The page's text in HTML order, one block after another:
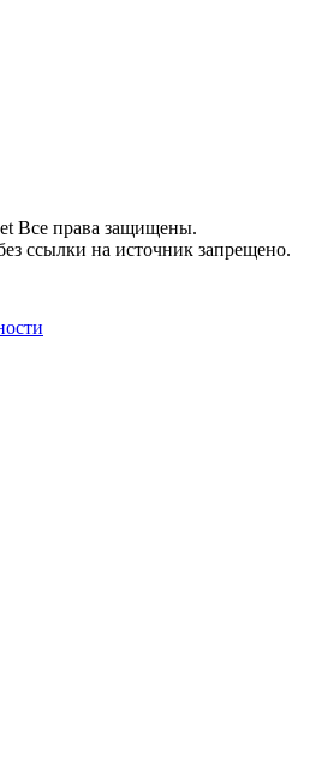
Все права защищены.
ссылки на источник запрещено.